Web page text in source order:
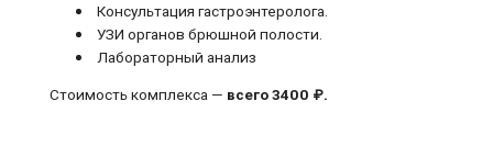
Консультация гастроэнтеролога.
УЗИ органов брюшной полости.
Лабораторный анализ
Стоимость комплекса — всего 3400 ₽.